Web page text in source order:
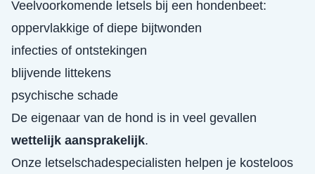
Veelvoorkomende letsels bij een hondenbeet:
oppervlakkige of diepe bijtwonden
infecties of ontstekingen
blijvende littekens
psychische schade
De eigenaar van de hond is in veel gevallen
wettelijk aansprakelijk.
Onze letselschadespecialisten helpen je kosteloos